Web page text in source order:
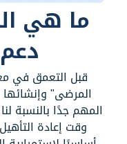
ما هي
قبل التعمق في
المرضى"
المهم جدًا بالنسبة
وقت إعادة